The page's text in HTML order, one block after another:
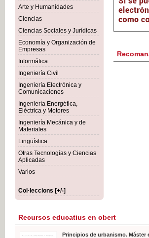
Arte y Humanidades
Ciencias
Ciencias Sociales y Jurídicas
Economía y Organización de
Empresas
Informática
Ingeniería Civil
Ingeniería Electrónica y
Comunicaciones
Ingeniería Energética,
Eléctrica y Motores
Ingeniería Mecánica y de
Materiales
Lingüística
Otras Tecnologías y Ciencias
Aplicadas
Varios
Col·leccions [+/-]
Recursos educatius en obert
Principios de urbanismo. Máster